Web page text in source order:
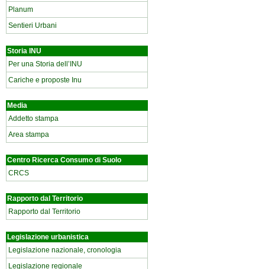
Planum
Sentieri Urbani
Storia INU
Per una Storia dell’INU
Cariche e proposte Inu
Media
Addetto stampa
Area stampa
Centro Ricerca Consumo di Suolo
CRCS
Rapporto dal Territorio
Rapporto dal Territorio
Legislazione urbanistica
Legislazione nazionale, cronologia
Legislazione regionale